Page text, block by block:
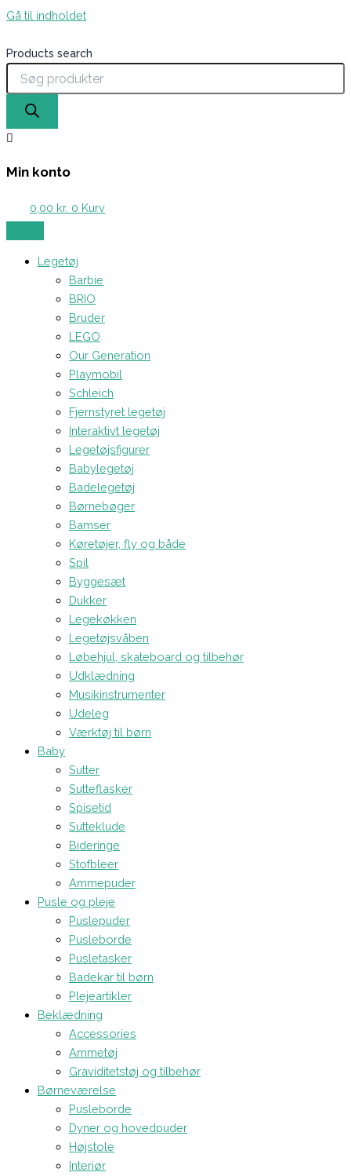
Gå til indholdet
Products search
Min konto
0,00 kr. 0 Kurv
Legetøj
Barbie
BRIO
Bruder
LEGO
Our Generation
Playmobil
Schleich
Fjernstyret legetøj
Interaktivt legetøj
Legetøjsfigurer
Babylegetøj
Badelegetøj
Børnebøger
Bamser
Køretøjer, fly og både
Spil
Byggesæt
Dukker
Legekøkken
Legetøjsvåben
Løbehjul, skateboard og tilbehør
Udklædning
Musikinstrumenter
Udeleg
Værktøj til børn
Baby
Sutter
Sutteflasker
Spisetid
Sutteklude
Bideringe
Stofbleer
Ammepuder
Pusle og pleje
Puslepuder
Pusleborde
Pusletasker
Badekar til børn
Plejeartikler
Beklædning
Accessories
Ammetøj
Graviditetstøj og tilbehør
Børneværelse
Pusleborde
Dyner og hovedpuder
Højstole
Interiør